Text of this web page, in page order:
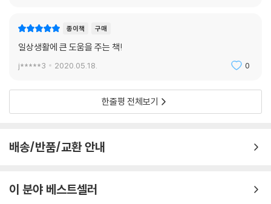
종이책 구매
일상생활에 큰 도움을 주는 책!
j*****3 2020.05.18. 0
한줄평 전체보기
배송/반품/교환 안내
이 분야 베스트셀러